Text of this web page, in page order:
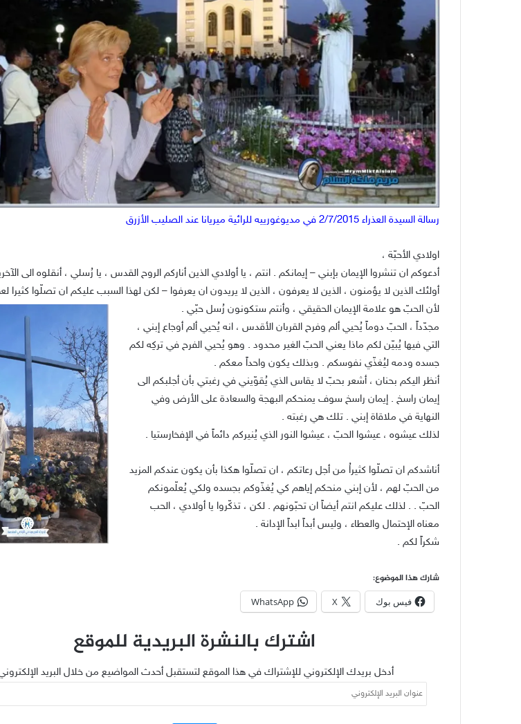
رسالة السيدة العذراء 2/7/2015 في مديوغورييه للرائية ميريانا عند الصليب الأزرق
اولادي الأحبّة ،
أدعوكم ان تنشروا الإيمان بإبني – إيمانكم . انتم ، يا أولادي الذين أناركم الروح القدس ، يا رُسلي ، أنقلوه الى
أولئك الذين لا يؤمنون ، الذين لا يعرفون ، الذين لا يريدون ان يعرفوا – لكن لهذا السبب عليكم ان تصلّوا كثيرا
لأن الحبّ هو علامة الإيمان الحقيقي ، وأنتم ستكونون رُسل حبّي .
مجدّداً ، الحبّ دوماً يُحيي ألم وفرح القربان الأقدس ، انه يُحيي ألم أوجاع إبني ،
التي فيها يُبيّن لكم ماذا يعني الحبّ الغير محدود . وهو يُحيي الفرح في تركِه لكم
جسده ودمه ليُغذّي نفوسكم . وبذلك يكون واحداً معكم .
أنظر اليكم بحنان ، أشعر بحبّ لا يقاس الذي يُقوّيني في رغبتي بأن أجلبكم الى
إيمان راسخ . إيمان راسخ سوف يمنحكم البهجة والسعادة على الأرض وفي
النهاية في ملاقاة إبني . تلك هي رغبته .
لذلك عيشوه ، عيشوا الحبّ ، عيشوا النور الذي يُنيركم دائماً في الإفخارستيا .
أناشدكم ان تصلّوا كثيراُ من أجل رعاتكم ، ان تصلّوا هكذا بأن يكون عندكم المزيد
من الحبّ لهم ، لأن إبني منحكم إياهم كي يُغذّوكم بجسده ولكي يُعلّمونكم
الحبّ . . لذلك عليكم انتم أيضاً ان تحبّونهم . لكن ، تذكّروا يا أولادي ، الحب
معناه الإحتمال والعطاء ، وليس أبداً ابداً الإدانة .
شكراً لكم .
شارك هذا الموضوع:
فيس بوك X
WhatsApp
اشترك بالنشرة البريدية للموقع
أدخل بريدك الإلكتروني للإشتراك في هذا الموقع لتستقبل أحدث المواضيع من خلال البريد
عنوان
البريد